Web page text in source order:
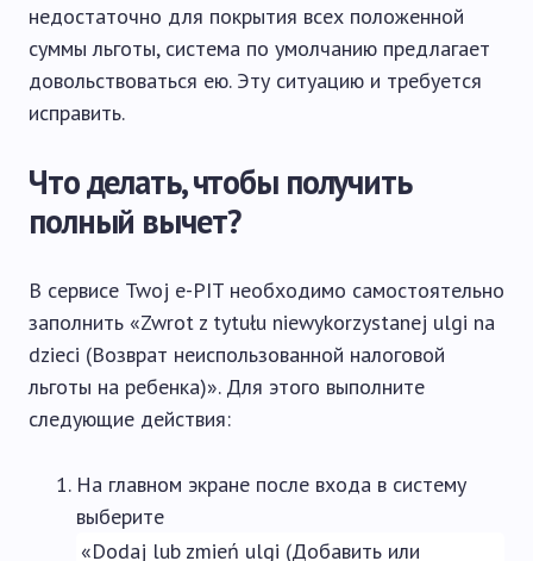
недостаточно для покрытия всех положенной
суммы льготы, система по умолчанию предлагает
довольствоваться ею. Эту ситуацию и требуется
исправить.
Что делать, чтобы получить
полный вычет?
В сервисе Twoj e-PIT необходимо самостоятельно
заполнить «Zwrot z tytułu niewykorzystanej ulgi na
dzieci (Возврат неиспользованной налоговой
льготы на ребенка)». Для этого выполните
следующие действия:
На главном экране после входа в систему
выберите
«Dodaj lub zmień ulgi (Добавить или